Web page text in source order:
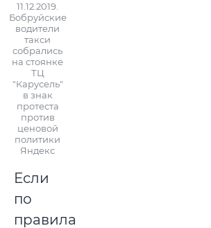
11.12.2019.
Бобруйские
водители
такси
собрались
на стоянке
ТЦ
"Карусель"
в знак
протеста
против
ценовой
политики
Яндекс
Если
по
правилам